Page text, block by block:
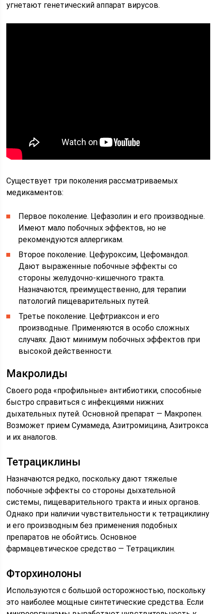
угнетают генетический аппарат вирусов.
Существует три поколения рассматриваемых
медикаментов:
Первое поколение. Цефазолин и его производные.
Имеют мало побочных эффектов, но не
рекомендуются аллергикам.
Второе поколение. Цефуроксим, Цефомандол.
Дают выраженные побочные эффекты со
стороны желудочно-кишечного тракта.
Назначаются, преимущественно, для терапии
патологий пищеварительных путей.
Третье поколение. Цефтриаксон и его
производные. Применяются в особо сложных
случаях. Дают минимум побочных эффектов при
высокой действенности.
Макролиды
Своего рода «профильные» антибиотики, способные
быстро справиться с инфекциями нижних
дыхательных путей. Основной препарат — Макропен.
Возможет прием Сумамеда, Азитромицина, Азитрокса
и их аналогов.
Тетрациклины
Назначаются редко, поскольку дают тяжелые
побочные эффекты со стороны дыхательной
системы, пищеварительного тракта и иных органов.
Однако при наличии чувствительности к тетрациклину
и его производным без применения подобных
препаратов не обойтись. Основное
фармацевтическое средство — Тетрациклин.
Фторхинолоны
Используются с большой осторожностью, поскольку
это наиболее мощные синтетические средства. Если